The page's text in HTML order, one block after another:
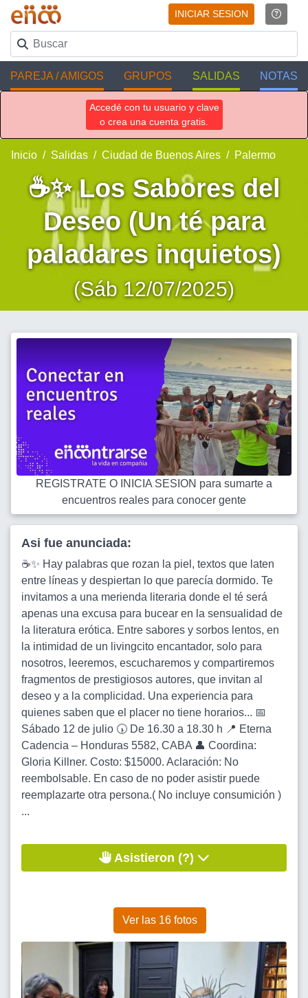
INICIAR SESION
PAREJA / AMIGOS GRUPOS SALIDAS NOTAS
Accedé con tu usuario y clave
o crea una cuenta gratis.
Inicio Salidas Ciudad de Buenos Aires Palermo
☕✨ Los Sabores del
Deseo (Un té para
paladares inquietos)
(Sáb 12/07/2025)
REGISTRATE O INICIA SESION para sumarte a
encuentros reales para conocer gente
Asi fue anunciada:
☕✨ Hay palabras que rozan la piel, textos que laten
entre líneas y despiertan lo que parecía dormido. Te
invitamos a una merienda literaria donde el té será
apenas una excusa para bucear en la sensualidad de
la literatura erótica. Entre sabores y sorbos lentos, en
la intimidad de un livingcito encantador, solo para
nosotros, leeremos, escucharemos y compartiremos
fragmentos de prestigiosos autores, que invitan al
deseo y a la complicidad. Una experiencia para
quienes saben que el placer no tiene horarios... 📅
Sábado 12 de julio 🕠 De 16.30 a 18.30 h 📍 Eterna
Cadencia – Honduras 5582, CABA 👤 Coordina:
Gloria Killner. Costo: $15000. Aclaración: No
reembolsable. En caso de no poder asistir puede
reemplazarte otra persona.( No incluye consumición )
...
Asistieron (?)
Ver las 16 fotos